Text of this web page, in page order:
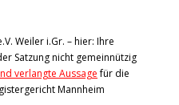
Weiler i.Gr. – hier: Ihre
Satzung nicht gemeinnützig
verlangte Aussagefür die
Mannheim